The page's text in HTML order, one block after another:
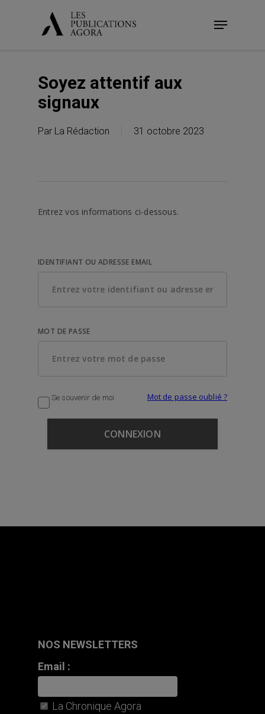
Menu
Soyez attentif aux
signaux
Par La Rédaction 31 octobre 2023
Entrez vos informations ci-dessous.
IDENTIFIANT OU ADRESSE EMAIL
MOT DE PASSE
Se souvenir de moi Mot de passe oublié ?
NOS NEWSLETTERS
Email :
La Chronique Agora